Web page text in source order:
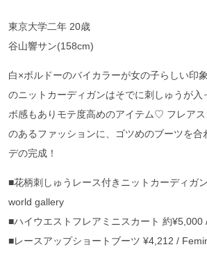
東京大学二年 20歳
谷山響サン(158cm)
白×ボルドーのバイカラーが女の子らしい印
のニットカーディガンはそでに刺しゅうが入
ボ感もありモテ度高めのアイテム♡ フレアス
のあるファッションに、ゴツめのブーツを合
デの完成！
■花柄刺しゅうレース付きニットカーディガ
world gallery
■ハイウエストフレアミニスカート 約¥5,000
■レースアップショートブーツ ¥4,212 /